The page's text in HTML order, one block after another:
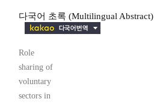
다국어 초록 (Multilingual Abstract)
Role
sharing of
voluntary
sectors in